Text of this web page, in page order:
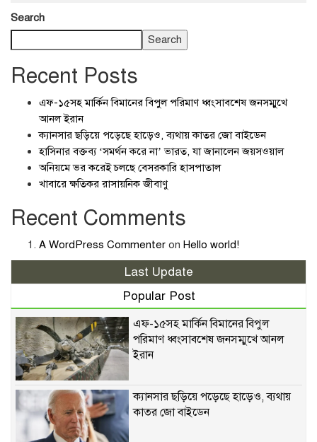
Search
Search
Recent Posts
এফ-১৫সহ মার্কিন বিমানের বিপুল পরিমাণ ধ্বংসাবশেষ জনসম্মুখে
আনল ইরান
ক্যানসার ছড়িয়ে পড়েছে হাড়েও, ব্যথায় কাতর জো বাইডেন
হাসিনার বক্তব্য ‘সমর্থন করে না’ ভারত, যা জানালেন জয়সওয়াল
অনিয়মে ভর করেই চলছে বেসরকারি হাসপাতাল
খাবারে ক্ষতিকর রাসায়নিক জীবাণু
Recent Comments
A WordPress Commenter on Hello world!
Last Update
Popular Post
এফ-১৫সহ মার্কিন বিমানের বিপুল
পরিমাণ ধ্বংসাবশেষ জনসম্মুখে আনল
ইরান
ক্যানসার ছড়িয়ে পড়েছে হাড়েও, ব্যথায়
কাতর জো বাইডেন